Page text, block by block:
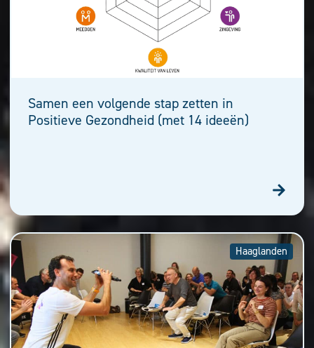
Samen een volgende stap zetten in
Positieve Gezondheid (met 14 ideeën)
Haaglanden